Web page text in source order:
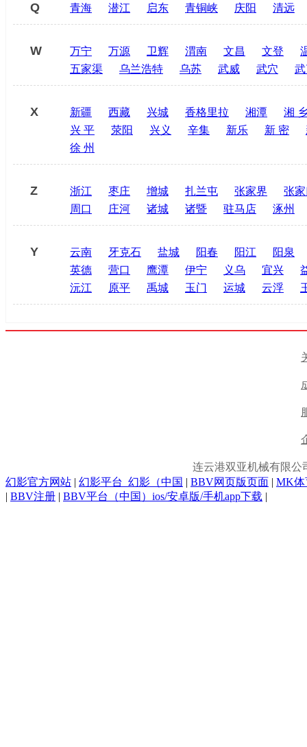
Q 青海 潜江 启东 青铜峡 庆阳 清远
W 万宁 万源 卫辉 渭南 文昌 文登
五家渠
乌兰浩特 乌苏 武威 武穴
X 新疆 西藏 兴城 香格里拉 湘潭
湘
兴 平
荥阳 兴义 辛集 新乐 新 密
徐 州
Z 浙江 枣庄 增城 扎兰屯 张家界
张
周口
庄河 诸城 诸暨 驻马店 涿州
Y 云南 牙克石 盐城 阳春 阳江
阳泉
英德
营口 鹰潭 伊宁 义乌 宜兴
沅江
原平 禹城 玉门 运城 云浮
连云港双亚机械有限公
幻影官方网站 | 幻影平台_幻影（中国 | BBV网页版页面 | MK体
| BBV注册 | BBV平台（中国）ios/安卓版/手机app下载 |